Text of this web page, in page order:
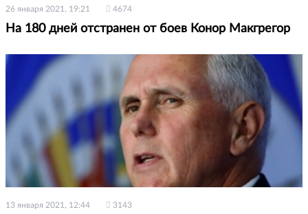
26 января 2021, 19:21 4674
На 180 дней отстранен от боев Конор Макгрегор
13 января 2021, 12:44 3143